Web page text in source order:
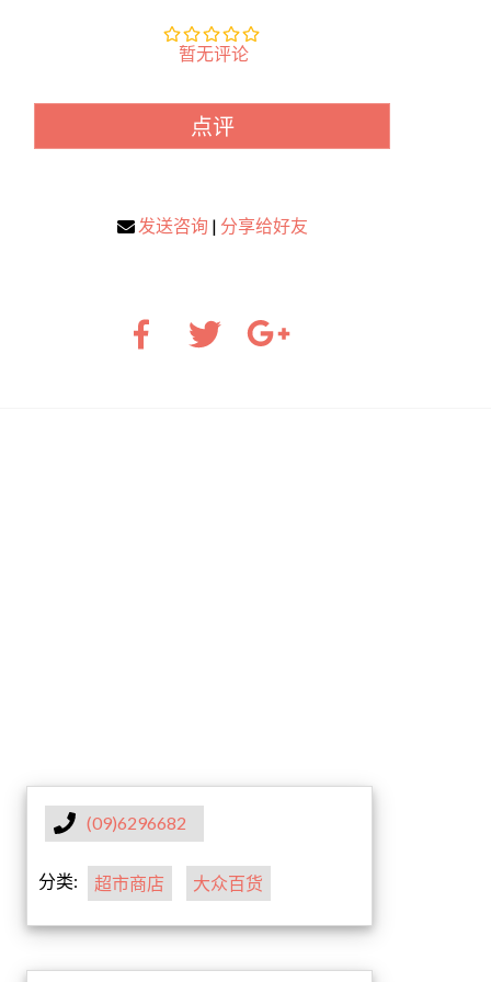
暂无评论
点评
发送咨询 | 分享给好友
(09)6296682
分类: 超市商店 大众百货